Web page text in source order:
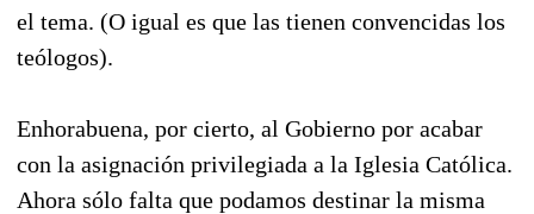
el tema. (O igual es que las tienen convencidas los
teólogos).
Enhorabuena, por cierto, al Gobierno por acabar
con la asignación privilegiada a la Iglesia Católica.
Ahora sólo falta que podamos destinar la misma